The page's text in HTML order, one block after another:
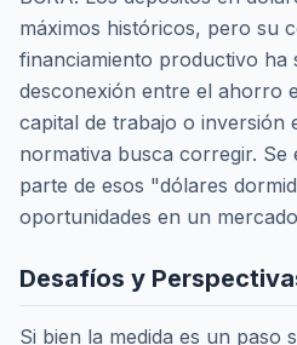
máximos históricos, pero su
financiamiento productivo ha
desconexión entre el ahorro
capital de trabajo o inversión
normativa busca corregir. Se
parte de esos "dólares
oportunidades en un
Desafíos y
Si bien la medida es un paso